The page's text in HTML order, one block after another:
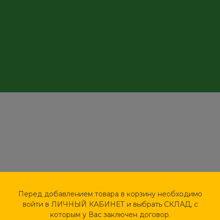
Перед добавлением товара в корзину необходимо
войти в ЛИЧНЫЙ КАБИНЕТ и выбрать СКЛАД, с
которым у Вас заключен договор.